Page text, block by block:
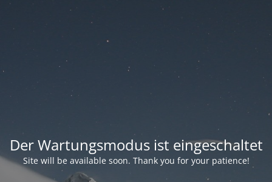
Der Wartungsmodus ist eingeschaltet
Site will be available soon. Thank you for your patience!